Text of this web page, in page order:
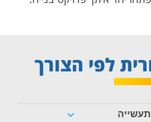
לפי הצורך
תעשייה